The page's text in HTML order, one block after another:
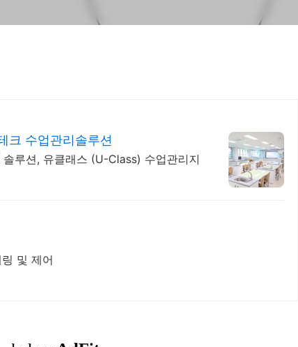
크 수업관리솔루션
루션, 유클래스 (U-Class) 수업관리지
및 제어